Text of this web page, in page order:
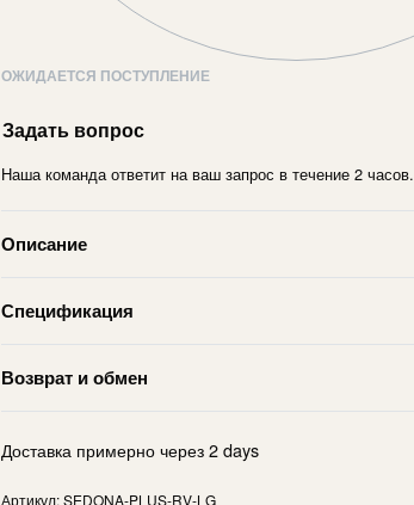
ОЖИДАЕТСЯ ПОСТУПЛЕНИЕ
Задать вопрос
Наша команда ответит на ваш запрос в течение 2 часов.
Описание
Спецификация
Возврат и обмен
Доставка примерно через2 days
SEDONA-PLUS-RV-LG